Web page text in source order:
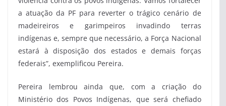
a atuação da PF para reverter o trágico cenário de
madeireiros e garimpeiros invadindo terras
indígenas e, sempre que necessário, a Força Nacional
estará à disposição dos estados e demais forças
federais”, exemplificou Pereira.
Pereira lembrou ainda que, com a criação do
Ministério dos Povos Indígenas, que será chefiado